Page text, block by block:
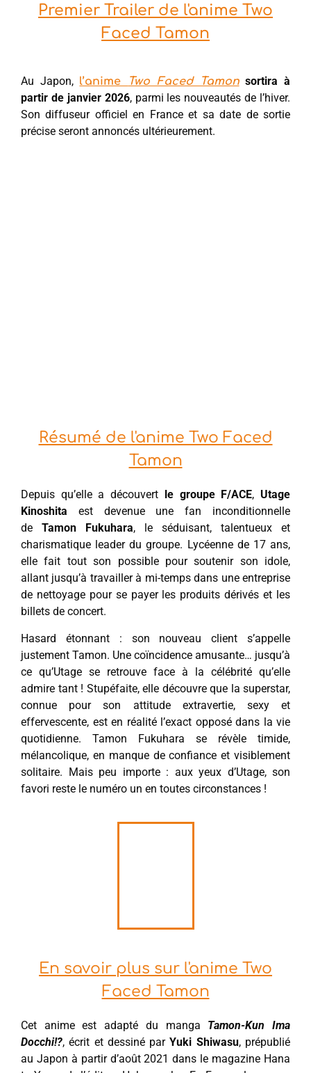
Premier Trailer de l'anime Two
Faced Tamon
Au Japon, l’anime Two Faced Tamonsortira à
partir de janvier 2026, parmi les nouveautés de l’hiver.
Son diffuseur officiel en France et sa date de sortie
précise seront annoncés ultérieurement.
Résumé de l'anime Two Faced
Tamon
Depuis qu’elle a découvert le groupe F/ACE, Utage
Kinoshita est devenue une fan inconditionnelle
de Tamon Fukuhara, le séduisant, talentueux et
charismatique leader du groupe. Lycéenne de 17 ans,
elle fait tout son possible pour soutenir son idole,
allant jusqu’à travailler à mi-temps dans une entreprise
de nettoyage pour se payer les produits dérivés et les
billets de concert.
Hasard étonnant : son nouveau client s’appelle
justement Tamon. Une coïncidence amusante… jusqu’à
ce qu’Utage se retrouve face à la célébrité qu’elle
admire tant ! Stupéfaite, elle découvre que la superstar,
connue pour son attitude extravertie, sexy et
effervescente, est en réalité l’exact opposé dans la vie
quotidienne. Tamon Fukuhara se révèle timide,
mélancolique, en manque de confiance et visiblement
solitaire. Mais peu importe : aux yeux d’Utage, son
favori reste le numéro un en toutes circonstances !
En savoir plus sur l'anime Two
Faced Tamon
Cet anime est adapté du manga Tamon-Kun Ima
Docchi!?, écrit et dessiné parYuki Shiwasu, prépublié
au Japon à partir d’août 2021 dans le magazine Hana